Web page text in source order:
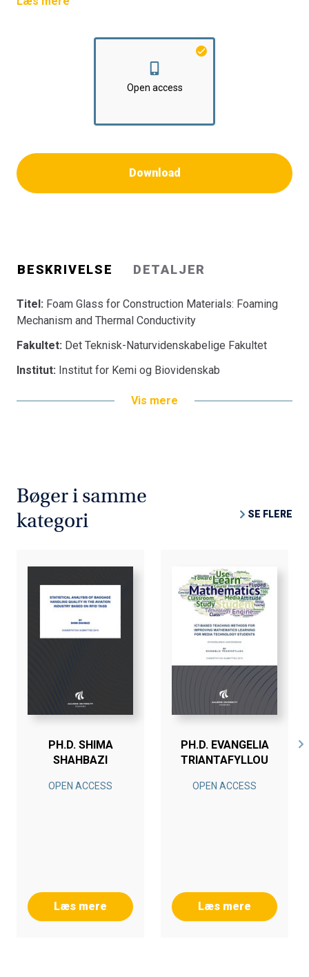
Open access
Download
BESKRIVELSE DETALJER
Titel: Foam Glass for Construction Materials: Foaming
Mechanism and Thermal Conductivity
Fakultet: Det Teknisk-Naturvidenskabelige Fakultet
Institut: Institut for Kemi og Biovidenskab
Vis mere
Bøger i samme
kategori
SE FLERE
PH.D. SHIMA
SHAHBAZI
OPEN ACCESS
Læs mere
PH.D. EVANGELIA
TRIANTAFYLLOU
OPEN ACCESS
Læs mere